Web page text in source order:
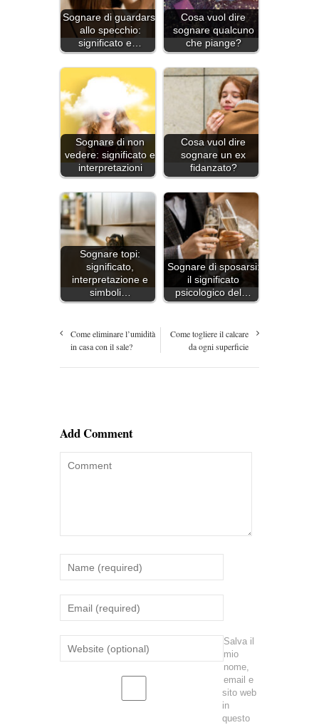
Sognare di guardarsi
allo specchio:
significato e…
Cosa vuol dire
sognare qualcuno
che piange?
Sognare di non
vedere: significato e
interpretazioni
Cosa vuol dire
sognare un ex
fidanzato?
Sognare topi:
significato,
interpretazione e
simboli…
Sognare di sposarsi:
il significato
psicologico del…
Come eliminare l’umidità
in casa con il sale?
Come togliere il calcare
da ogni superficie
Add Comment
Salva il
mio
nome,
email e
sito web
in
questo